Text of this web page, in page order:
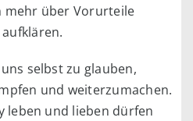
mehr über Vorurteile
selbst zu glauben,
und weiterzumachen.
leben und lieben dürfen